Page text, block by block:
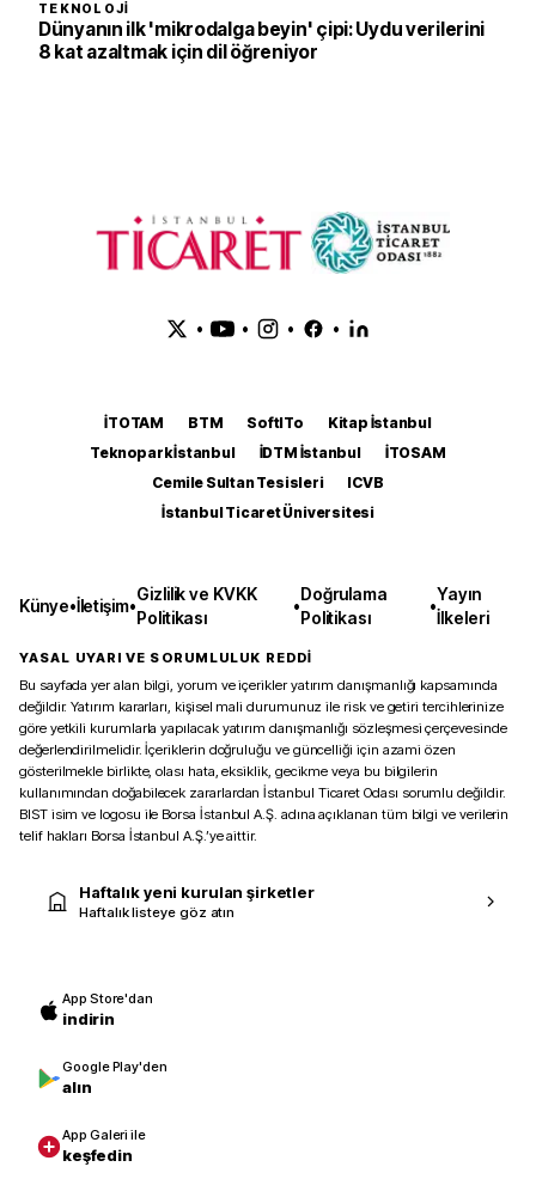
TEKNOLOJI
Dünyanın ilk 'mikrodalga beyin' çipi: Uydu verilerini
8 kat azaltmak için dil öğreniyor
• • • •
İTOTAM BTM SoftITo
Kitap İstanbul
Teknopark İstanbul
İDTM İstanbul
İTOSAM
Cemile Sultan Tesisleri
ICVB
İstanbul Ticaret Üniversitesi
Künye•İletişim•
Gizlilik ve KVKK
Politikası
•
Doğrulama
Politikası
•
Yayın
İlkeleri
YASAL UYARI VE SORUMLULUK REDDİ
Bu sayfada yer alan bilgi, yorum ve içerikler yatırım danışmanlığı kapsamında
değildir. Yatırım kararları, kişisel mali durumunuz ile risk ve getiri tercihlerinize
göre yetkili kurumlarla yapılacak yatırım danışmanlığı sözleşmesi çerçevesinde
değerlendirilmelidir. İçeriklerin doğruluğu ve güncelliği için azami özen
gösterilmekle birlikte, olası hata, eksiklik, gecikme veya bu bilgilerin
kullanımından doğabilecek zararlardan İstanbul Ticaret Odası sorumlu değildir.
BIST isim ve logosu ile Borsa İstanbul A.Ş. adına açıklanan tüm bilgi ve verilerin
telif hakları Borsa İstanbul A.Ş.’ye aittir.
Haftalık yeni kurulan şirketler
Haftalık listeye göz atın
App Store'dan
indirin
Google Play'den
alın
App Galeri ile
keşfedin